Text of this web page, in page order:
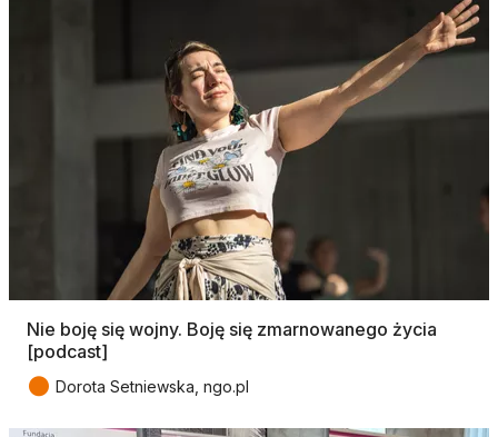
Nie boję się wojny. Boję się zmarnowanego życia
[podcast]
● Dorota Setniewska, ngo.pl